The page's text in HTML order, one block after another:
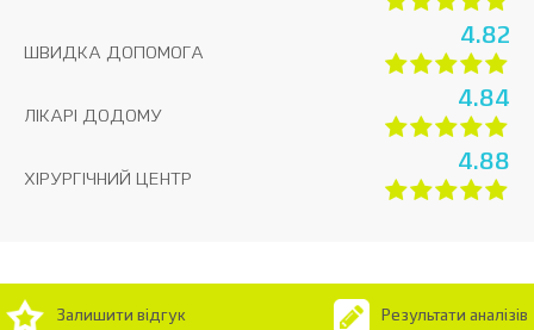
ШВИДКА ДОПОМОГА
4.82
ЛІКАРІ ДОДОМУ
4.84
ХІРУРГІЧНИЙ ЦЕНТР
4.88
Залишити відгук Результати аналізів